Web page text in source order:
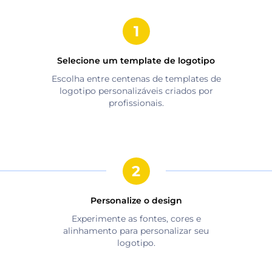
Selecione um template de logotipo
Escolha entre centenas de templates de
logotipo personalizáveis criados por
profissionais.
Personalize o design
Experimente as fontes, cores e
alinhamento para personalizar seu
logotipo.